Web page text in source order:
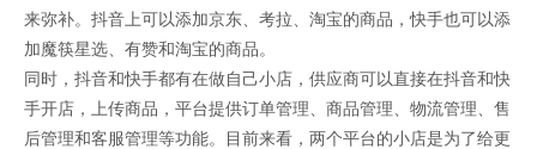
来弥补。抖音上可以添加京东、考拉、淘宝的商品，快手也可以添
加魔筷星选、有赞和淘宝的商品。
同时，抖音和快手都有在做自己小店，供应商可以直接在抖音和快
手开店，上传商品，平台提供订单管理、商品管理、物流管理、售
后管理和客服管理等功能。目前来看，两个平台的小店是为了给更